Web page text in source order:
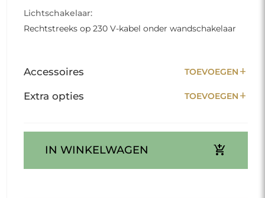
Lichtschakelaar:
Rechtstreeks op 230 V-kabel onder wandschakelaar
Accessoires TOEVOEGEN add
Extra opties TOEVOEGEN add
IN WINKELWAGEN add_shopping_cart